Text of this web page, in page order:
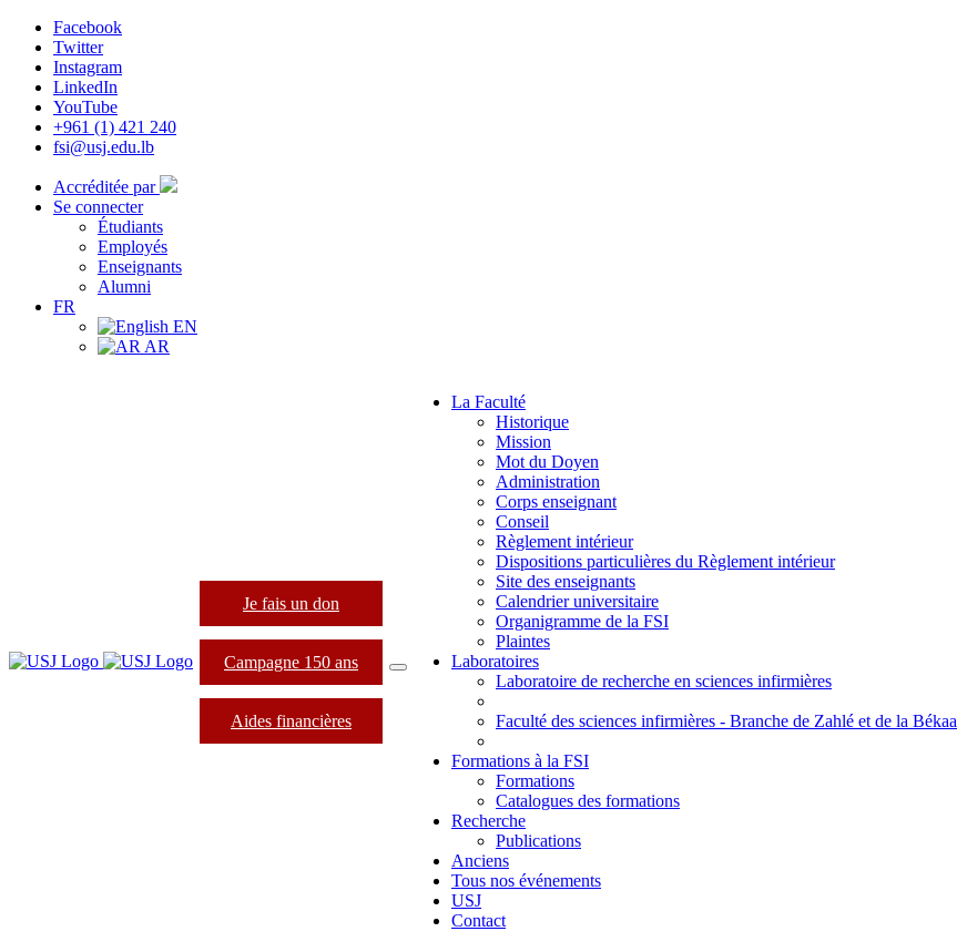
Facebook
Twitter
Instagram
LinkedIn
YouTube
+961 (1) 421 240
fsi@usj.edu.lb
Accréditée par
Se connecter
Étudiants
Employés
Enseignants
Alumni
FR
EN
AR
Je fais un don
Campagne 150 ans
Aides financières
La Faculté
Historique
Mission
Mot du Doyen
Administration
Corps enseignant
Conseil
Règlement intérieur
Dispositions particulières du Règlement intérieur
Site des enseignants
Calendrier universitaire
Organigramme de la FSI
Plaintes
Laboratoires
Laboratoire de recherche en sciences infirmières
Faculté des sciences infirmières - Branche de Zahlé et de la Békaa
Formations à la FSI
Formations
Catalogues des formations
Recherche
Publications
Anciens
Tous nos événements
USJ
Contact